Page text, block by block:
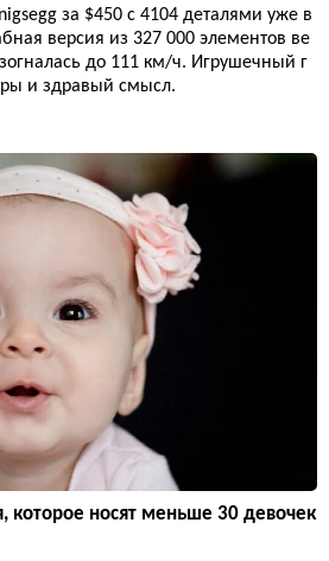
за $450 с 4104 деталями уже в
версия из 327 000 элементов ве
до 111 км/ч. Игрушечный г
и здравый смысл.
носят меньше 30 девочек